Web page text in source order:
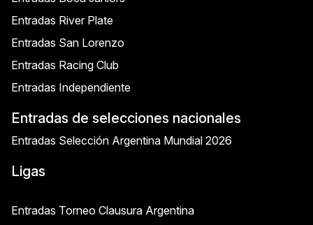
Entradas River Plate
Entradas San Lorenzo
Entradas Racing Club
Entradas Independiente
Entradas de selecciones nacionales
Entradas Selección Argentina Mundial 2026
Ligas
Entradas Torneo Clausura Argentina